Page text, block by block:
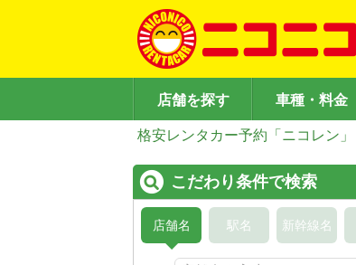
店舗を探す 車種・料金
格安レンタカー予約「ニコレン」
こだわり条件で検索
店舗名 駅名 新幹線名